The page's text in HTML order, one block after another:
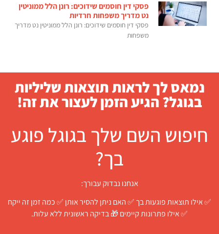
פסקי דין חוסמים שידוכים: רונן הלל ממוניטין
נט מדריך משפחות חרדיות
פסקי דין חוסמים שידוכים: רונן הלל ממוניטין נט מדריך
משפחות
נמאס לך לראות תוצאות שליליות
בגוגל? הגיע הזמן לעצור את זה!
חיפוש השם שלך בגוגל פוגע
בך?
אנחנו נבדוק עבורך:
✅ אילו תוצאות פוגעות בך ✅ האם ניתן להסיר אותן ✅ כמה זמן זה ייקח
✅ אילו פתרונות קיימים 🎁 בדיקה ראשונית ללא עלות.